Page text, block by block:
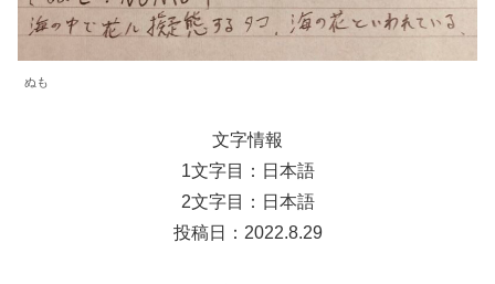
ぬも
文字情報
1文字目：日本語
2文字目：日本語
投稿日：2022.8.29